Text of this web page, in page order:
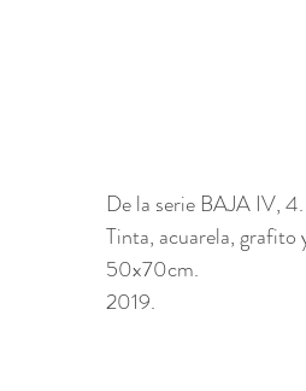
De la serie BAJA IV, 4.
Tinta, acuarela, grafito
50x70cm.
2019.